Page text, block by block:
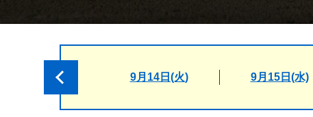
9月14日(火) 9月15日(水)